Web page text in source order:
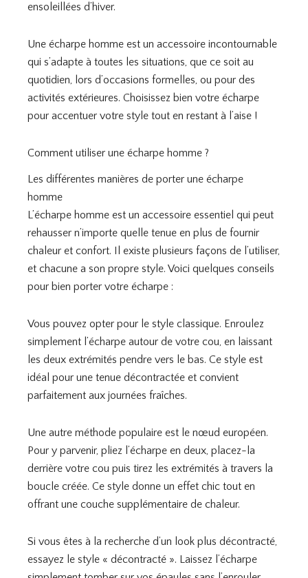
ensoleillées d’hiver.
Une écharpe homme est un accessoire incontournable
qui s’adapte à toutes les situations, que ce soit au
quotidien, lors d’occasions formelles, ou pour des
activités extérieures. Choisissez bien votre écharpe
pour accentuer votre style tout en restant à l’aise !
Comment utiliser une écharpe homme ?
Les différentes manières de porter une écharpe
homme
L’écharpe homme est un accessoire essentiel qui peut
rehausser n’importe quelle tenue en plus de fournir
chaleur et confort. Il existe plusieurs façons de l’utiliser,
et chacune a son propre style. Voici quelques conseils
pour bien porter votre écharpe :
Vous pouvez opter pour le style classique. Enroulez
simplement l’écharpe autour de votre cou, en laissant
les deux extrémités pendre vers le bas. Ce style est
idéal pour une tenue décontractée et convient
parfaitement aux journées fraîches.
Une autre méthode populaire est le nœud européen.
Pour y parvenir, pliez l’écharpe en deux, placez-la
derrière votre cou puis tirez les extrémités à travers la
boucle créée. Ce style donne un effet chic tout en
offrant une couche supplémentaire de chaleur.
Si vous êtes à la recherche d’un look plus décontracté,
essayez le style « décontracté ». Laissez l’écharpe